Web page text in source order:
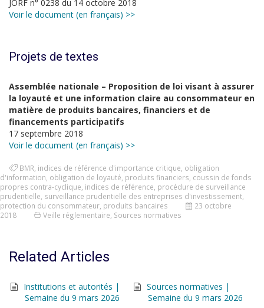
JORF n° 0238 du 14 octobre 2018
Voir le document (en français) >>
Projets de textes
Assemblée nationale – Proposition de loi visant à assurer
la loyauté et une information claire au consommateur en
matière de produits bancaires, financiers et de
financements participatifs
17 septembre 2018
Voir le document (en français) >>
BMR indices de référence d'importance critique obligation
d'information obligation de loyauté produits financiers coussin de fonds
propres contra-cyclique indices de référence procédure de surveillance
prudentielle surveillance prudentielle des entreprises d'investissement
protection du consommateur produits bancaires
23 octobre
2018
Veille réglementaire Sources normatives
Related Articles
Institutions et autorités |
Semaine du 9 mars 2026
Sources normatives |
Semaine du 9 mars 2026